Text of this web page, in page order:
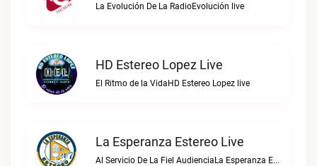
La Evolución De La RadioEvolución live
HD Estereo Lopez Live
El Ritmo de la VidaHD Estereo Lopez live
La Esperanza Estereo Live
Al Servicio De La Fiel AudienciaLa Esperanza Estereo live